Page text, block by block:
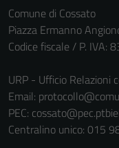
Comune di Cossato
Piazza Ermanno
Codice fiscale / P.
URP - Ufficio Relazioni
Email:
PEC:
Centralino unico: 015